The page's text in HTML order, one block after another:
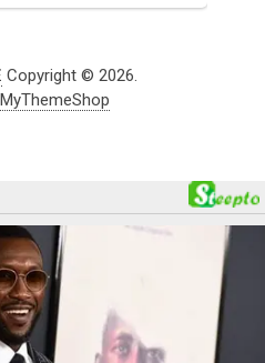
Copyright © 2026.
MyThemeShop